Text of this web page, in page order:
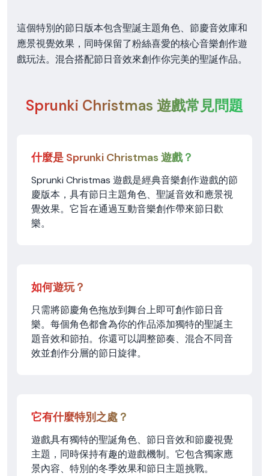
這個特別的節日版本包含聖誕主題角色、節慶音效庫和
應景視覺效果，同時保留了粉絲喜愛的核心音樂創作遊
戲玩法。混合搭配節日音效來創作你完美的聖誕作品。
Sprunki Christmas 遊戲常見問題
什麼是 Sprunki Christmas 遊戲？
Sprunki Christmas 遊戲是經典音樂創作遊戲的節
慶版本，具有節日主題角色、聖誕音效和應景視
覺效果。它旨在通過互動音樂創作帶來節日歡
樂。
如何遊玩？
只需將節慶角色拖放到舞台上即可創作節日音
樂。每個角色都會為你的作品添加獨特的聖誕主
題音效和節拍。你還可以調整節奏、混合不同音
效並創作分層的節日旋律。
它有什麼特別之處？
遊戲具有獨特的聖誕角色、節日音效和節慶視覺
主題，同時保持有趣的遊戲機制。它包含獨家應
景內容、特別的冬季效果和節日主題挑戰。